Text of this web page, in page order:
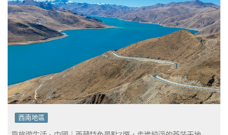
西南地區